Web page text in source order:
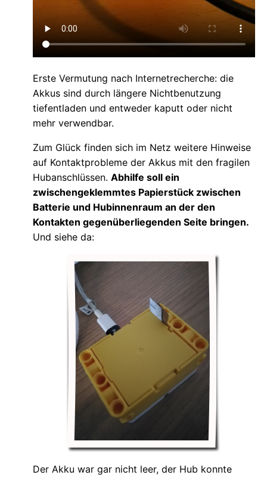
Erste Vermutung nach Internetrecherche: die
Akkus sind durch längere Nichtbenutzung
tiefentladen und entweder kaputt oder nicht
mehr verwendbar.
Zum Glück finden sich im Netz weitere Hinweise
auf Kontaktprobleme der Akkus mit den fragilen
Hubanschlüssen. Abhilfe soll ein
zwischengeklemmtes Papierstück zwischen
Batterie und Hubinnenraum an der den
Kontakten gegenüberliegenden Seite bringen.
Und siehe da:
Der Akku war gar nicht leer, der Hub konnte